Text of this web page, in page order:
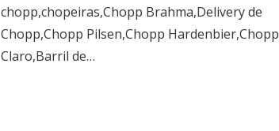
chopp,chopeiras,Chopp Brahma,Delivery de
Chopp,Chopp Pilsen,Chopp Hardenbier,Chopp
Claro,Barril de…